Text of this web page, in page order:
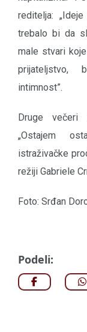
reditelja:
trebalo bi da
male stvari
prijateljstvo,
intimnost”.
Druge večeri
„Ostajem
istraživačke
režiji Gabriele
Foto: Srđan
Podeli: